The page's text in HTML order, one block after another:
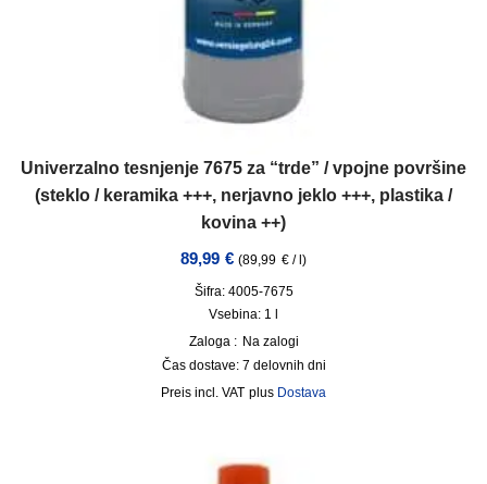
Univerzalno tesnjenje 7675 za “trde” / vpojne površine
(steklo / keramika +++, nerjavno jeklo +++, plastika /
kovina ++)
89,99 € (89,99 € / )
Šifra: 4005-7675
Vsebina: 1 l
Zaloga : Na zalogi
Čas dostave: 7 delovnih dni
incl. VAT plus Dostava